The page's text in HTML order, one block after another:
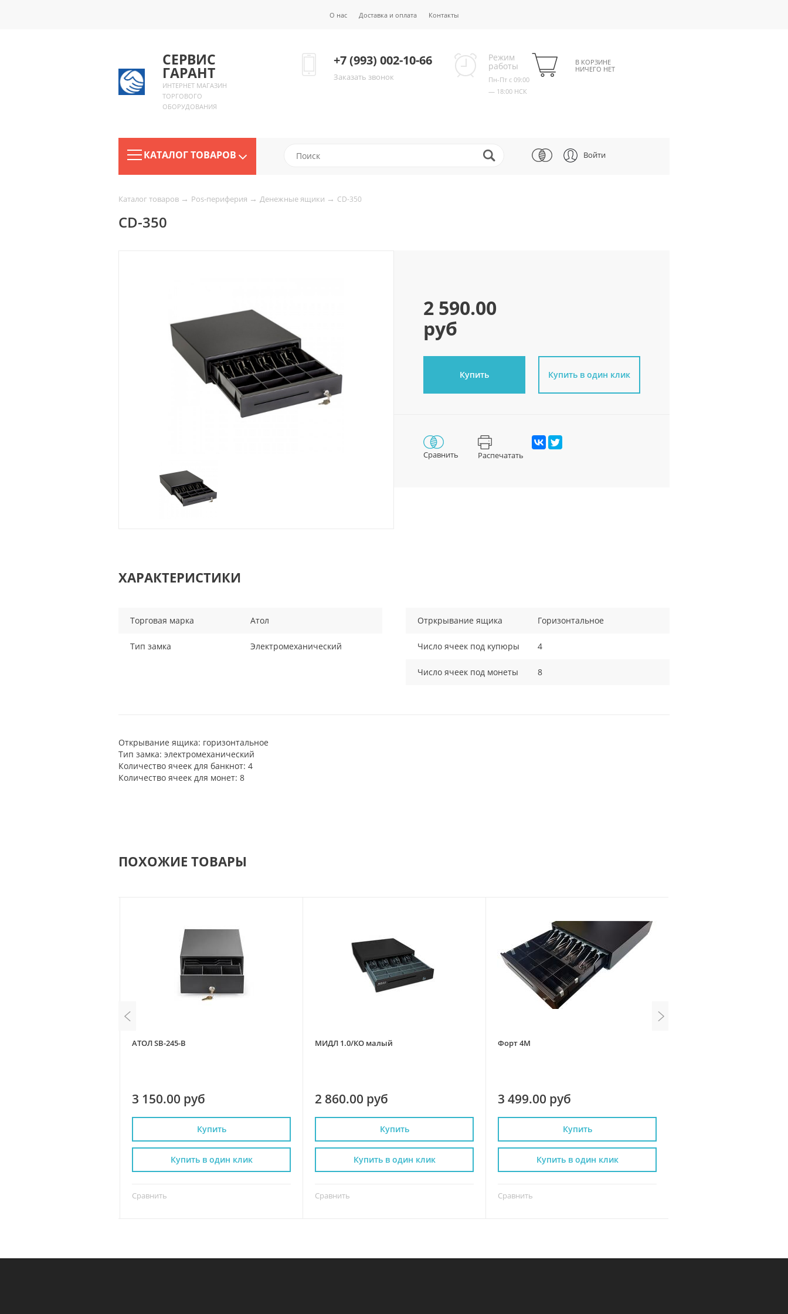
О нас Доставка и оплата Контакты
СЕРВИС
ГАРАНТ
ИНТЕРНЕТ МАГАЗИН
ТОРГОВОГО
ОБОРУДОВАНИЯ
+7 (993) 002-10-66
Заказать звонок
Режим
работы
Пн-Пт с 09:00
— 18:00 НСК
В КОРЗИНЕ
НИЧЕГО НЕТ
КАТАЛОГ ТОВАРОВ Войти
Каталог товаров → Pos-периферия → Денежные ящики → CD-350
CD-350
2 590.00
руб
Купить Купить в один клик
Сравнить Распечатать
ХАРАКТЕРИСТИКИ
Торговая марка Атол
Тип замка Электромеханический
Отркрывание ящика Горизонтальное
Число ячеек под купюры 4
Число ячеек под монеты 8
Открывание ящика: горизонтальное
Тип замка: электромеханический
Количество ячеек для банкнот: 4
Количество ячеек для монет: 8
ПОХОЖИЕ ТОВАРЫ
АТОЛ SB-245-B
3 150.00 руб
Купить
Сравнить
Купить в один клик
МИДЛ 1.0/КО малый
2 860.00 руб
Купить
Сравнить
Купить в один клик
Форт 4M
3 499.00 руб
Купить
Сравнить
Купить в один клик